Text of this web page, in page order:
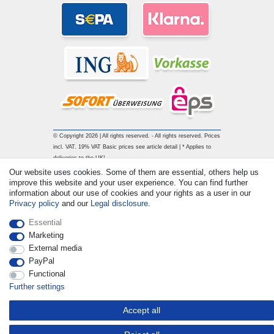
© Copyright 2026 | All rights reserved. - All rights reserved. Prices
incl. VAT. 19% VAT Basic prices see article detail | * Applies to
deliveries to the UK!
Our website uses cookies. Some of them are essential, others help us
improve this website and your user experience. You can find further
information about our use of cookies and your rights as a user in our
Privacy policy and our Legal disclosure.
Essential
Marketing
External media
PayPal
Functional
Further settings
Accept all
Withdraw from contract here Contact